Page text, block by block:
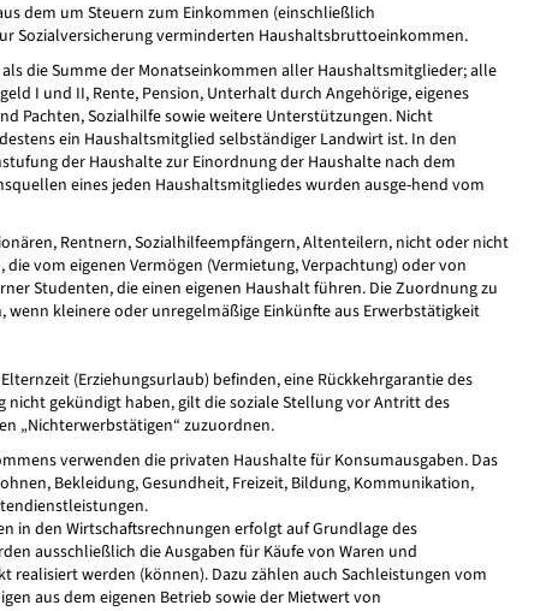
dem um Steuern zum Einkommen (einschließlich
Sozialversicherung verminderten Haushaltsbruttoeinkommen.
die Summe der Monatseinkommen aller Haushaltsmitglieder; alle
I und II, Rente, Pension, Unterhalt durch Angehörige, eigenes
Pachten, Sozialhilfe sowie weitere Unterstützungen. Nicht
ein Haushaltsmitglied selbständiger Landwirt ist. In den
der Haushalte zur Einordnung der Haushalte nach dem
eines jeden Haushaltsmitgliedes wurden ausge-hend vom
Rentnern, Sozialhilfeempfängern, Altenteilern, nicht oder nicht
vom eigenen Vermögen (Vermietung, Verpachtung) oder von
Studenten, die einen eigenen Haushalt führen. Die Zuordnung zu
kleinere oder unregelmäßige Einkünfte aus Erwerbstätigkeit
(Erziehungsurlaub) befinden, eine Rückkehrgarantie des
gekündigt haben, gilt die soziale Stellung vor Antritt des
„Nichterwerbstätigen“ zuzuordnen.
verwenden die privaten Haushalte für Konsumausgaben. Das
Bekleidung, Gesundheit, Freizeit, Bildung, Kommunikation,
in den Wirtschaftsrechnungen erfolgt auf Grundlage des
ausschließlich die Ausgaben für Käufe von Waren und
realisiert werden (können). Dazu zählen auch Sachleistungen vom
aus dem eigenen Betrieb sowie der Mietwert von